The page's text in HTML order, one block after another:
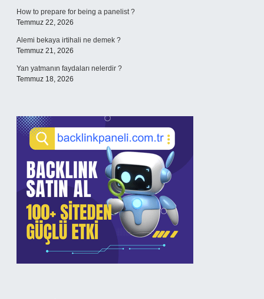
How to prepare for being a panelist ?
Temmuz 22, 2026
Alemi bekaya irtihali ne demek ?
Temmuz 21, 2026
Yan yatmanın faydaları nelerdir ?
Temmuz 18, 2026